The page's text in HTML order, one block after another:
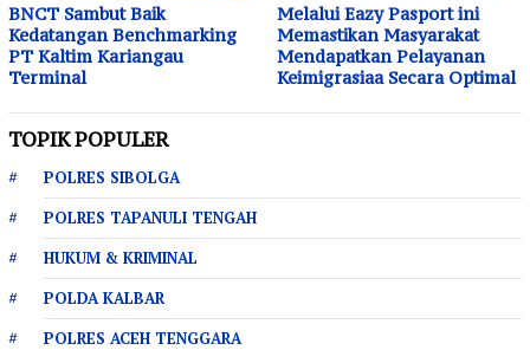
BNCT Sambut Baik
Kedatangan Benchmarking
PT Kaltim Kariangau
Terminal
Melalui Eazy Pasport ini
Memastikan Masyarakat
Mendapatkan Pelayanan
Keimigrasiaa Secara Optimal
TOPIK POPULER
POLRES SIBOLGA
POLRES TAPANULI TENGAH
HUKUM & KRIMINAL
POLDA KALBAR
POLRES ACEH TENGGARA